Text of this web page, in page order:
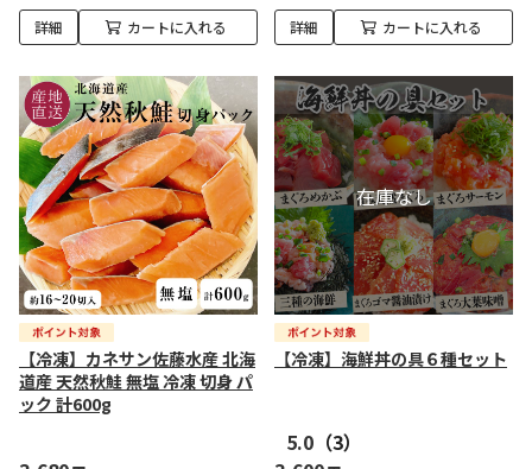
詳細 カートに入れる 詳細 カートに入れる
【冷凍】カネサン佐藤水産 北海
道産 天然秋鮭 無塩 冷凍 切身 パ
ック 計600g
【冷凍】海鮮丼の具６種セット
5.0 （3）